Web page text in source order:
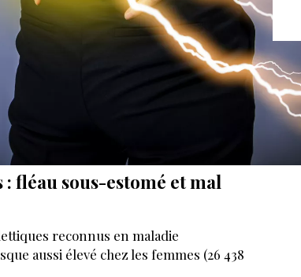
fléau sous-estomé et mal
reconnus en maladie
aussi élevé chez les femmes (26 438